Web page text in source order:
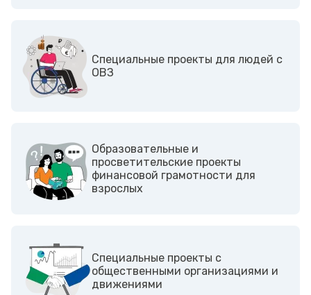
Cпециальные проекты для людей с
ОВЗ
Образовательные и
просветительские проекты
финансовой грамотности для
взрослых
Cпециальные проекты с
общественными организациями и
движениями